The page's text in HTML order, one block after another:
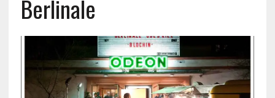
Berlinale